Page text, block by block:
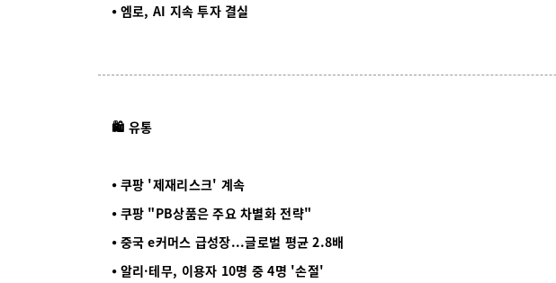
⦁ 엠로, AI 지속 투자 결실
🛍️ 유통
⦁ 쿠팡 '제재리스크' 계속
⦁ 쿠팡 "PB상품은 주요 차별화 전략"
⦁ 중국 e커머스 급성장...글로벌 평균 2.8배
⦁ 알리·테무, 이용자 10명 중 4명 '손절'